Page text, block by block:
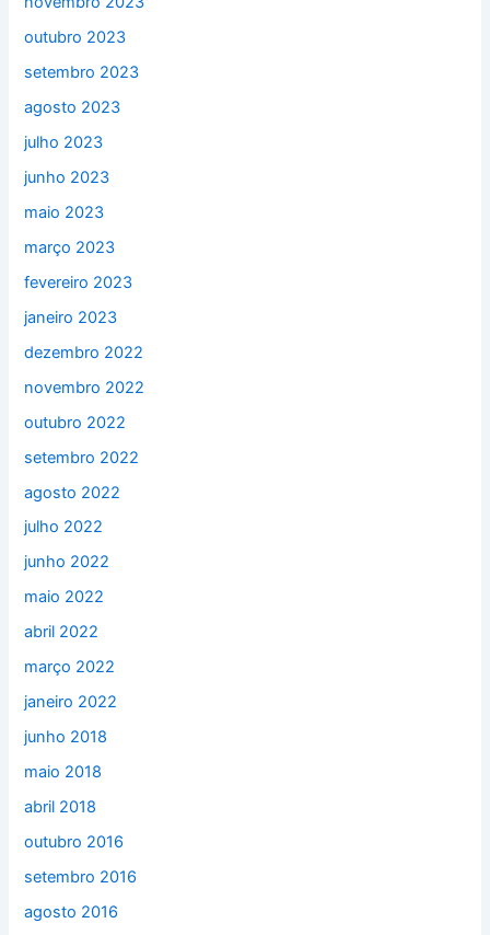
outubro 2023
setembro 2023
agosto 2023
julho 2023
junho 2023
maio 2023
março 2023
fevereiro 2023
janeiro 2023
dezembro 2022
novembro 2022
outubro 2022
setembro 2022
agosto 2022
julho 2022
junho 2022
maio 2022
abril 2022
março 2022
janeiro 2022
junho 2018
maio 2018
abril 2018
outubro 2016
setembro 2016
agosto 2016